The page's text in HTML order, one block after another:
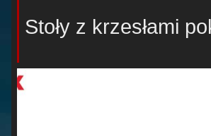
Stoły z krzesłami